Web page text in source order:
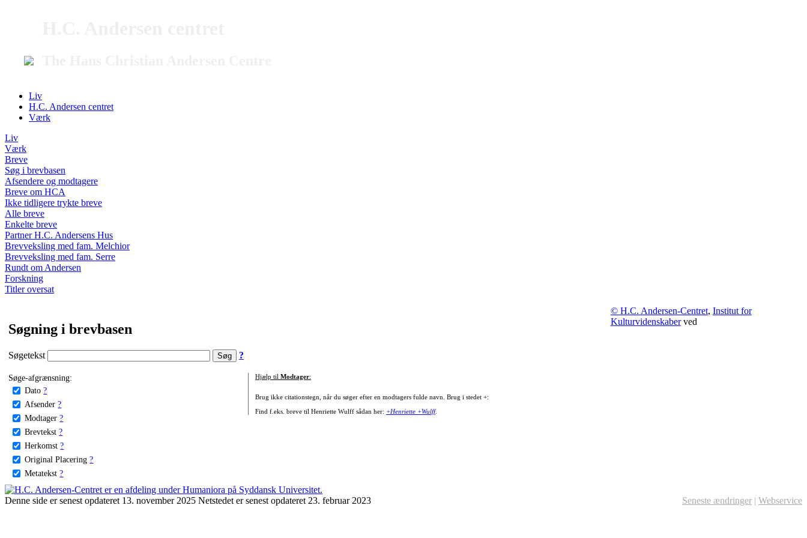
Liv
H.C. Andersen centret
Værk
Liv
Værk
Breve
Søg i brevbasen
Afsendere og modtagere
Breve om HCA
Ikke tidligere trykte breve
Alle breve
Enkelte breve
Partner H.C. Andersens Hus
Brevveksling med fam. Melchior
Brevveksling med fam. Serre
Rundt om Andersen
Forskning
Titler oversat
Søgning i brevbasen
Søgetekst ?
Søge-afgrænsning:
Dato ?
Afsender ?
Modtager ?
Brevtekst ?
Herkomst ?
Original Placering ?
Metatekst ?
Hjælp til Modtager:
Brug ikke citationstegn, når du søger efter en modtagers fulde navn. Brug i stedet +:
Find f.eks. breve til Henriette Wulff sådan her: +Henriette +Wulff.
© H.C. Andersen-Centret, Institut for
Kulturvidenskaberved
Denne side er senest opdateret 13. november 2025 Netstedet er senest opdateret 23. februar 2023 Seneste ændringer | Webservice